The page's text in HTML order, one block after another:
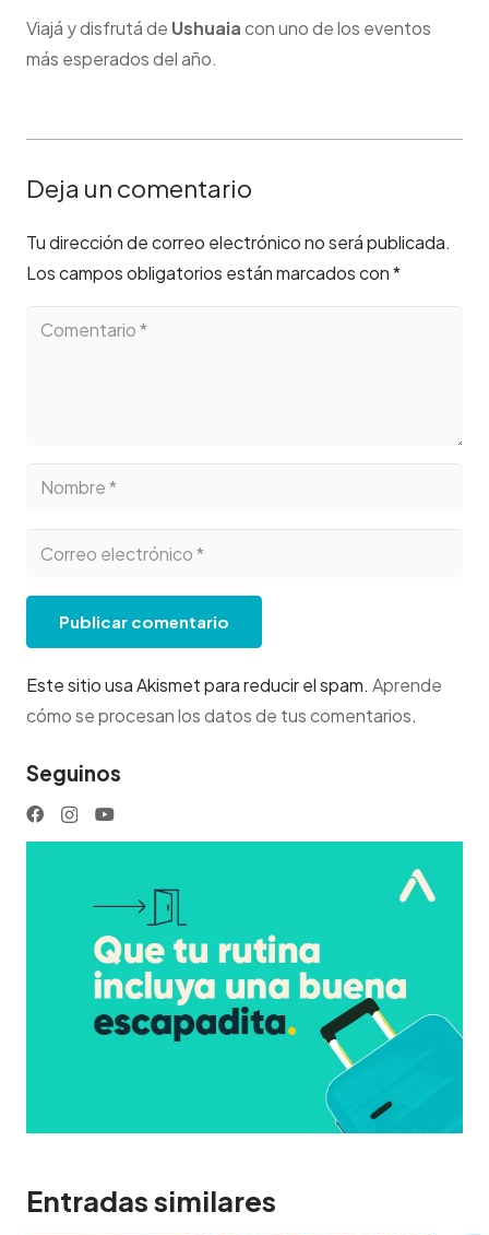
Viajá y disfrutá de Ushuaiacon uno de los eventos
más esperadosdelaño.
Deja un comentario
Tu dirección de correo electrónico no será publicada.
Los campos obligatorios están marcados con*
Publicar comentario
Este sitio usa Akismet para reducir el spam. Aprende
cómo se procesan los datos de tus comentarios.
Seguinos
Entradas similares